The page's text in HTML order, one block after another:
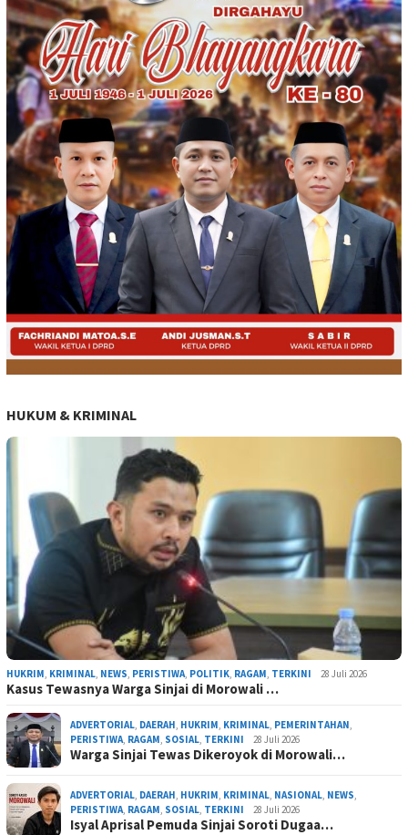
HUKUM & KRIMINAL
HUKRIM, KRIMINAL, NEWS, PERISTIWA, POLITIK, RAGAM, TERKINI 28 Juli 2026
Kasus Tewasnya Warga Sinjai di Morowali …
ADVERTORIAL, DAERAH, HUKRIM, KRIMINAL, PEMERINTAHAN,
PERISTIWA, RAGAM, SOSIAL, TERKINI 28 Juli 2026
Warga Sinjai Tewas Dikeroyok di Morowali…
ADVERTORIAL, DAERAH, HUKRIM, KRIMINAL, NASIONAL, NEWS,
PERISTIWA, RAGAM, SOSIAL, TERKINI 28 Juli 2026
Isyal Aprisal Pemuda Sinjai Soroti Dugaa…